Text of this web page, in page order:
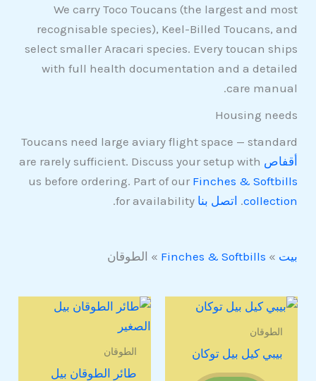
We carry Toco Toucans (the largest and most
recognisable species), Keel-Billed Toucans, and
select smaller Aracari species. Every toucan ships
with full health documentation and a detailed
care manual.
Housing needs
Toucans need large aviary flight space — standard
أقفاص are rarely sufficient. Discuss your setup with
us before ordering. Part of our Finches & Softbills
collection
. اتصل بنا for availability.
بيت »
Finches & Softbills
» الطوقان
الطوقان
بيبي كيل بيل توكان الطوقان
طائر الطوقان بيل